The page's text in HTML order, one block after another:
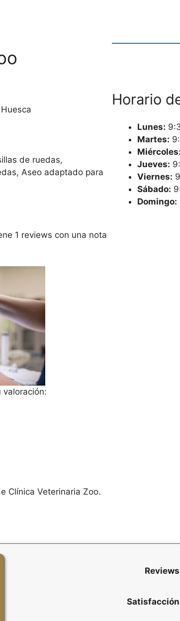
de ruedas,
Aseo adaptado para
1 reviews con una nota
valoración:
Clínica Veterinaria Zoo.
Horario
Lunes:
Martes:
Miércoles:
Jueves:
Viernes:
Sábado:
Domingo:
Reviews
Satisfacción